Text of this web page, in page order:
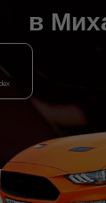
в